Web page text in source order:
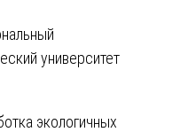
университет
экологичных